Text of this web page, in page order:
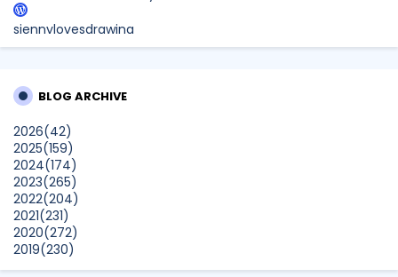
siennylovesdrawing
Malaysian Music Legend ~ Dato’ Khadijah Ibrahim Returns
Blog Kawan Kawan Kena Removed? Why....
Show All
BLOG ARCHIVE
2026(42)
2025(159)
2024(174)
2023(265)
2022(204)
2021(231)
2020(272)
2019(230)
2018(496)